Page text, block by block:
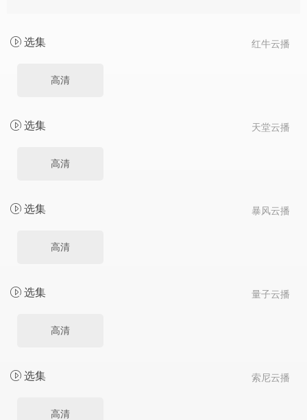
红牛云播
选集
高清
天堂云播
选集
高清
暴风云播
选集
高清
量子云播
选集
高清
索尼云播
选集
高清